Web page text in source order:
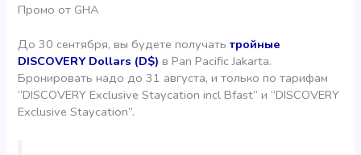
Промо от GHA
До 30 сентября, вы будете получатьтройные
DISCOVERY Dollars (D$) в Pan Pacific Jakarta.
Бронировать надо до 31 августа, и только по тарифам
“DISCOVERY Exclusive Staycation incl Bfast” и “DISCOVERY
Exclusive Staycation”.